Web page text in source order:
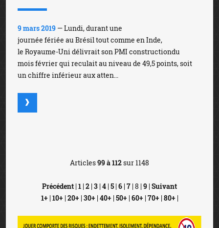
9 mars 2019 — Lundi, durant une
journée fériée au Brésil tout comme en Inde,
le Royaume-Uni délivrait son PMI constructiondu
mois février qui reculait au niveau de 49,5 points, soit
un chiffre inférieur aux atten...
Articles99 à 112sur 1148
Précédent | 1 | 2 | 3 | 4 | 5 | 6 | 7 | 8 | 9 | Suivant
1+| 10+| 20+| 30+| 40+| 50+| 60+| 70+| 80+|